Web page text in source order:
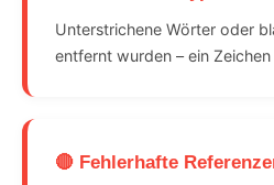
Unterstrichene Wörter oder
entfernt wurden – ein
🔴 Fehlerhafte